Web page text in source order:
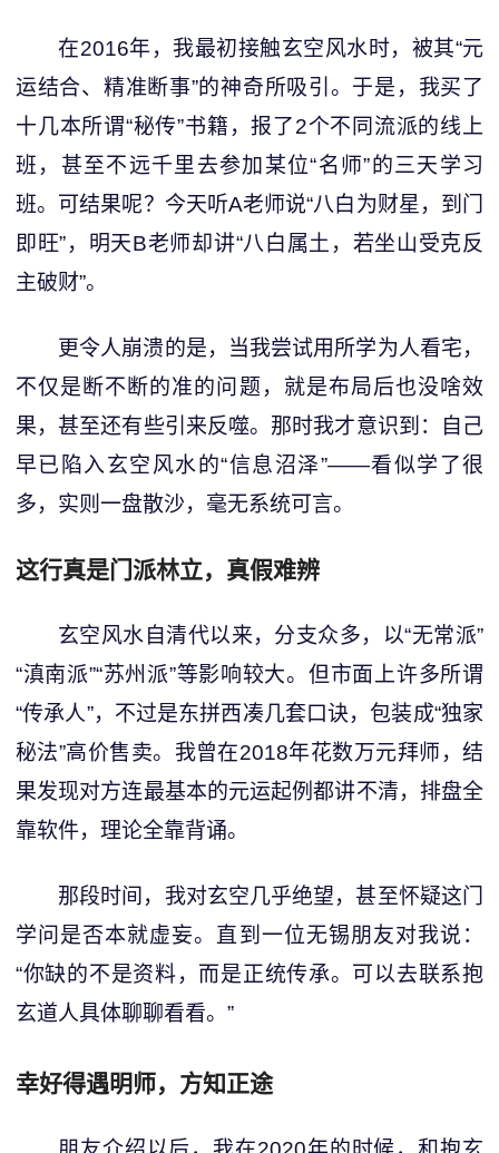
在2016年，我最初接触玄空风水时，被其“元
运结合、精准断事”的神奇所吸引。于是，我买了
十几本所谓“秘传”书籍，报了2个不同流派的线上
班，甚至不远千里去参加某位“名师”的三天学习
班。可结果呢？今天听A老师说“八白为财星，到门
即旺”，明天B老师却讲“八白属土，若坐山受克反
主破财”。
更令人崩溃的是，当我尝试用所学为人看宅，
不仅是断不断的准的问题，就是布局后也没啥效
果，甚至还有些引来反噬。那时我才意识到：自己
早已陷入玄空风水的“信息沼泽”——看似学了很
多，实则一盘散沙，毫无系统可言。
这行真是门派林立，真假难辨
玄空风水自清代以来，分支众多，以“无常派”
“滇南派”“苏州派”等影响较大。但市面上许多所谓
“传承人”，不过是东拼西凑几套口诀，包装成“独家
秘法”高价售卖。我曾在2018年花数万元拜师，结
果发现对方连最基本的元运起例都讲不清，排盘全
靠软件，理论全靠背诵。
那段时间，我对玄空几乎绝望，甚至怀疑这门
学问是否本就虚妄。直到一位无锡朋友对我说：
“你缺的不是资料，而是正统传承。可以去联系抱
玄道人具体聊聊看看。”
幸好得遇明师，方知正途